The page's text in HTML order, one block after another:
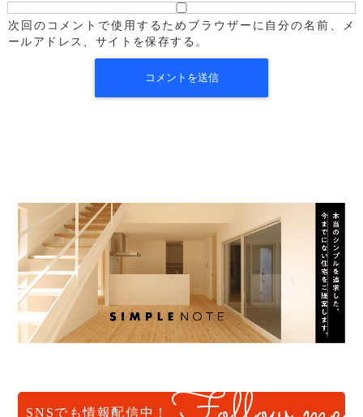
次回のコメントで使用するためブラウザーに自分の名前、メ
ールアドレス、サイトを保存する。
SNSでも情報配信中！